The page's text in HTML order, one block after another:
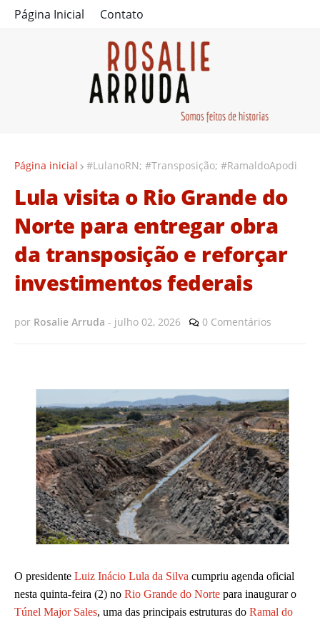
Página Inicial Contato
Página inicial #LulanoRN; #Transposição; #RamaldoApodi
Lula visita o Rio Grande do
Norte para entregar obra
da transposição e reforçar
investimentos federais
por Rosalie Arruda - julho 02, 2026 0 Comentários
O presidente Luiz Inácio Lula da Silva cumpriu agenda oficial
nesta quinta-feira (2) no Rio Grande do Norte para inaugurar o
Túnel Major Sales, uma das principais estruturas do Ramal do